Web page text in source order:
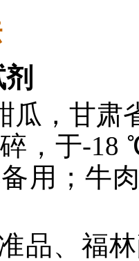
瓜，甘
，于-
用；牛
品、福